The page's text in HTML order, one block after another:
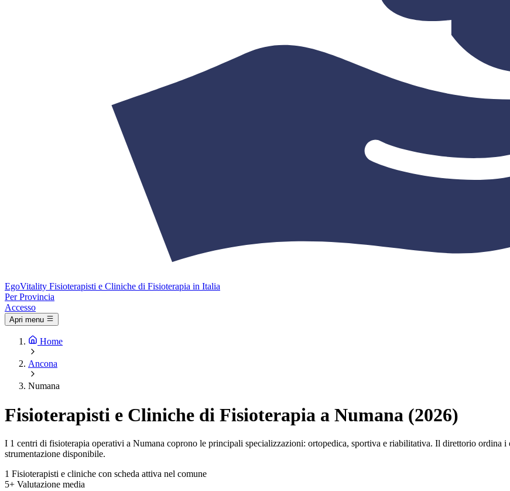
EgoVitality Fisioterapisti e Cliniche di Fisioterapia in Italia
Per Provincia
Accesso
Apri menu
Home
Ancona
Numana
Fisioterapisti e Cliniche di Fisioterapia a Numana (2026)
I 1 centri di fisioterapia operativi a Numana coprono le principali specializzazioni: ortopedica, sportiva e riabilitativa. Il direttorio ordina
strumentazione disponibile.
1 Fisioterapisti e cliniche con scheda attiva nel comune
5+ Valutazione media